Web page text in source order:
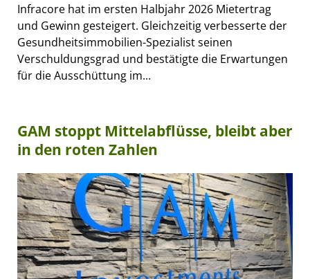
Infracore hat im ersten Halbjahr 2026 Mietertrag
und Gewinn gesteigert. Gleichzeitig verbesserte der
Gesundheitsimmobilien-Spezialist seinen
Verschuldungsgrad und bestätigte die Erwartungen
für die Ausschüttung im...
GAM stoppt Mittelabflüsse, bleibt aber
in den roten Zahlen